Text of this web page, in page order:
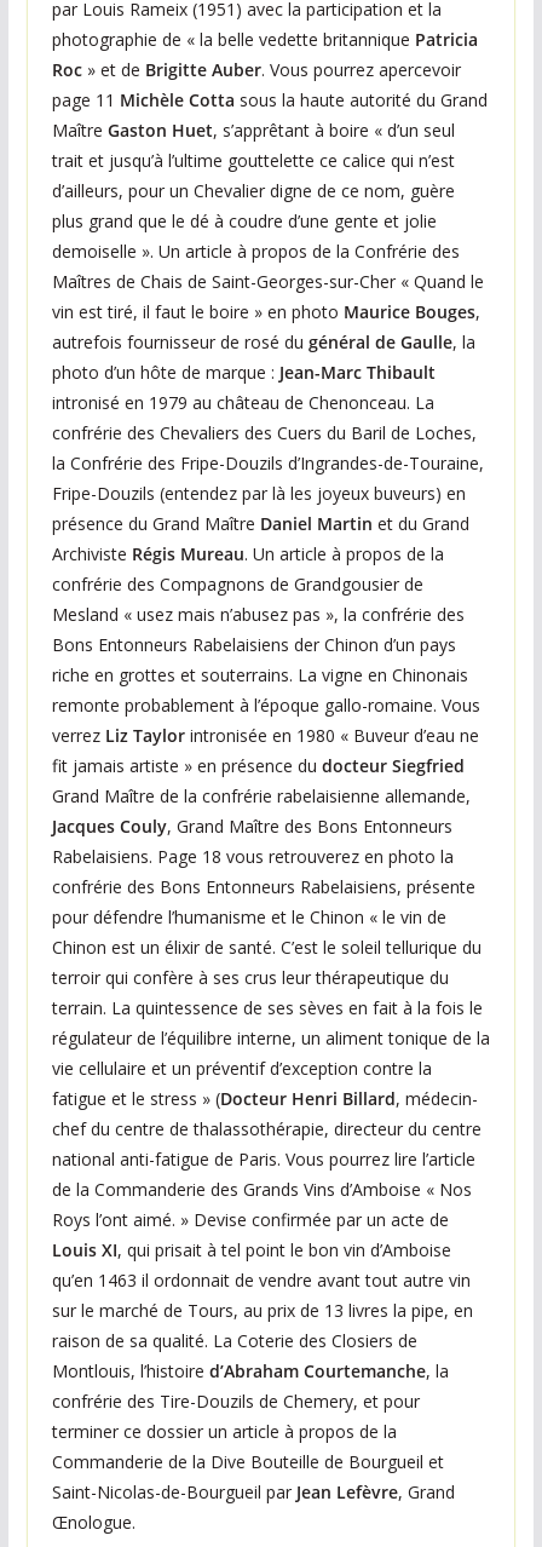
h
a
q
u
e
s
e
m
a
i
n
e
par Louis Rameix (1951) avec la participation et la
photographie de « la belle vedette britannique Patricia
Roc» et de Brigitte Auber. Vous pourrez apercevoir
page 11 Michèle Cotta sous la haute autorité du Grand
Maître Gaston Huet, s’apprêtant à boire « d’un seul
trait et jusqu’à l’ultime gouttelette ce calice qui n’est
d’ailleurs, pour un Chevalier digne de ce nom, guère
plus grand que le dé à coudre d’une gente et jolie
demoiselle ». Un article à propos de la Confrérie des
Maîtres de Chais de Saint-Georges-sur-Cher « Quand le
vin est tiré, il faut le boire » en photo Maurice Bouges,
autrefois fournisseur de rosé du général de Gaulle, la
photo d’un hôte de marque : Jean-Marc Thibault
intronisé en 1979 au château de Chenonceau. La
confrérie des Chevaliers des Cuers du Baril de Loches,
la Confrérie des Fripe-Douzils d’Ingrandes-de-Touraine,
Fripe-Douzils (entendez par là les joyeux buveurs) en
présence du Grand Maître Daniel Martin et du Grand
Archiviste Régis Mureau. Un article à propos de la
confrérie des Compagnons de Grandgousier de
Mesland « usez mais n’abusez pas », la confrérie des
Bons Entonneurs Rabelaisiens der Chinon d’un pays
riche en grottes et souterrains. La vigne en Chinonais
remonte probablement à l’époque gallo-romaine. Vous
verrez Liz Taylorintronisée en 1980 « Buveur d’eau ne
fit jamais artiste » en présence du docteur Siegfried
Grand Maître de la confrérie rabelaisienne allemande,
Jacques Couly, Grand Maître des Bons Entonneurs
Rabelaisiens. Page 18 vous retrouverez en photo la
confrérie des Bons Entonneurs Rabelaisiens, présente
pour défendre l’humanisme et le Chinon « le vin de
Chinon est un élixir de santé. C’est le soleil tellurique du
terroir qui confère à ses crus leur thérapeutique du
terrain. La quintessence de ses sèves en fait à la fois le
régulateur de l’équilibre interne, un aliment tonique de la
vie cellulaire et un préventif d’exception contre la
fatigue et le stress » (Docteur Henri Billard, médecin-
chef du centre de thalassothérapie, directeur du centre
national anti-fatigue de Paris. Vous pourrez lire l’article
de la Commanderie des Grands Vins d’Amboise « Nos
Roys l’ont aimé. » Devise confirmée par un acte de
Louis XI, qui prisait à tel point le bon vin d’Amboise
qu’en 1463 il ordonnait de vendre avant tout autre vin
sur le marché de Tours, au prix de 13 livres la pipe, en
raison de sa qualité. La Coterie des Closiers de
Montlouis, l’histoire d’Abraham Courtemanche, la
confrérie des Tire-Douzils de Chemery, et pour
terminer ce dossier un article à propos de la
Commanderie de la Dive Bouteille de Bourgueil et
Saint-Nicolas-de-Bourgueil par Jean Lefèvre, Grand
Œnologue.